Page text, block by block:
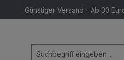
Günstiger Versand - Ab 30